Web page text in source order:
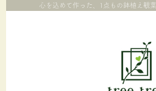
心を込めて作った、1点もの鉢植え観